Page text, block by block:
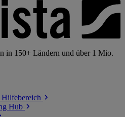
in 150+ Ländern und über 1 Mio.
Hilfebereich
Hub